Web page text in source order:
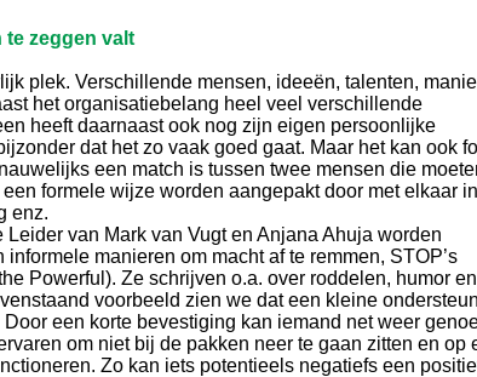
te zeggen valt
plek. Verschillende mensen, ideeën, talenten,
het organisatiebelang heel veel verschillende
heeft daarnaast ook nog zijn eigen persoonlijke
dat het zo vaak goed gaat. Maar het kan ook
een match is tussen twee mensen die
formele wijze worden aangepakt door met elkaar in
enz.
Leider van Mark van Vugt en Anjana Ahuja worden
manieren om macht af te remmen, STOP’s
Powerful). Ze schrijven o.a. over roddelen, humor en
voorbeeld zien we dat een kleine
een korte bevestiging kan iemand net weer
om niet bij de pakken neer te gaan zitten en op
Zo kan iets potentieels negatiefs een